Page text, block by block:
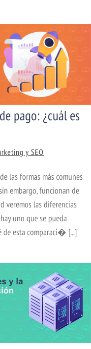
pago: ¿cuál es
y SEO
las formas más comunes
embargo, funcionan de
veremos las diferencias
uno que se pueda
de esta comparaci� [...]